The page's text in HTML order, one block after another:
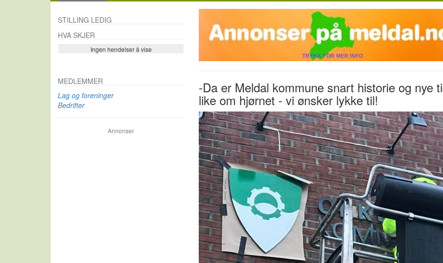
-Da er Meldal kommune snart historie og nye
like om hjørnet - vi ønsker lykke til!
STILLING LEDIG
HVA SKJER
Ingen hendelser å vise
Se flere…
MEDLEMMER
Lag og foreninger
Bedrifter
Annonser